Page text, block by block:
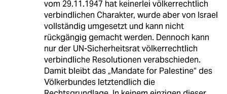
vom 29.11.1947 hat keinerlei völkerrechtlich
verbindlichen Charakter, wurde aber von Israel
vollständig umgesetzt und kann nicht
rückgängig gemacht werden. Dennoch kann
nur der UN-Sicherheitsrat völkerrechtlich
verbindliche Resolutionen verabschieden.
Damit bleibt das „Mandate for Palestine“ des
Völkerbundes letztendlich die